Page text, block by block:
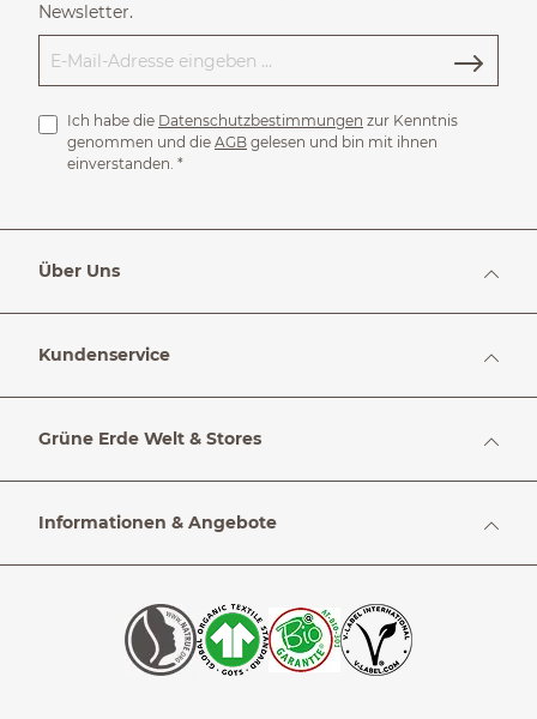
Newsletter.
Ich habe die Datenschutzbestimmungen zur Kenntnis
genommen und die AGB gelesen und bin mit ihnen
einverstanden. *
Über Uns
Kundenservice
Grüne Erde Welt & Stores
Informationen & Angebote